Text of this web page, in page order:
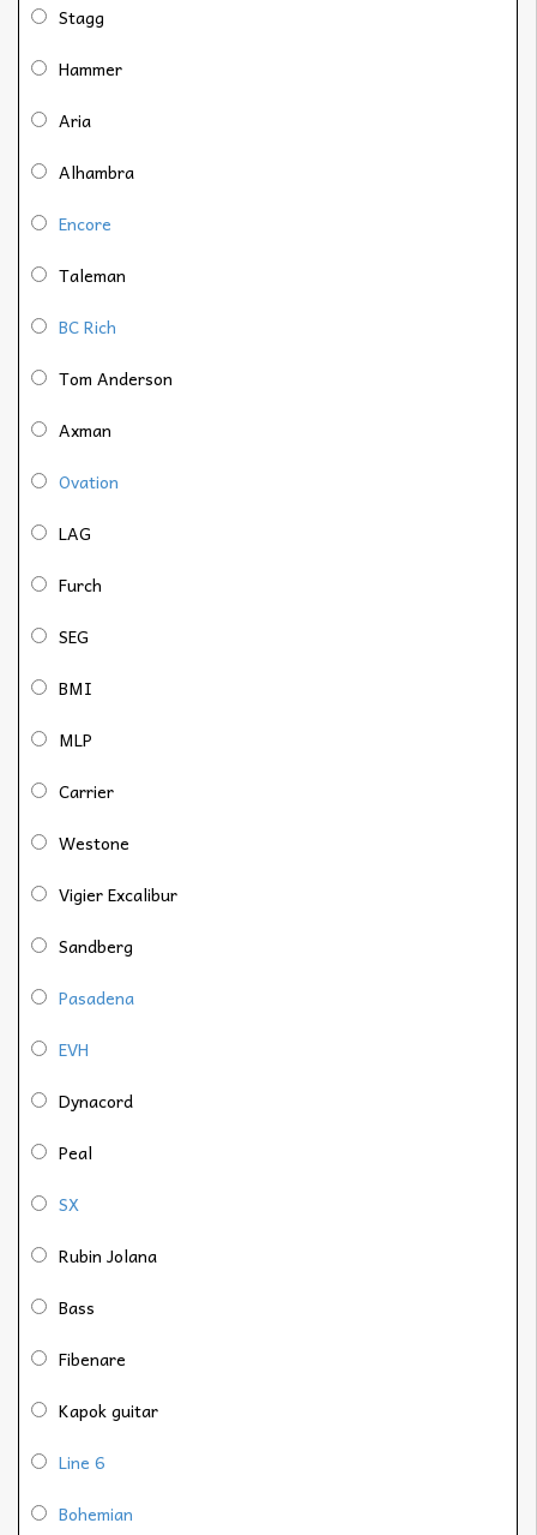
Stagg
Hammer
Aria
Alhambra
Encore
Taleman
BC Rich
Tom Anderson
Axman
Ovation
LAG
Furch
SEG
BMI
MLP
Carrier
Westone
Vigier Excalibur
Sandberg
Pasadena
EVH
Dynacord
Peal
SX
Rubin Jolana
Bass
Fibenare
Kapok guitar
Line 6
Bohemian